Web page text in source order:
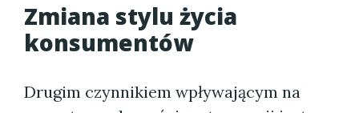
Zmiana stylu życia
konsumentów
Drugim czynnikiem wpływającym na